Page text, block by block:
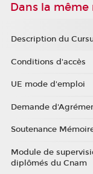
Dans la
Description du
Conditions d'accès
UE mode d'emploi
Demande
Soutenance
Module de
diplômés du Cnam